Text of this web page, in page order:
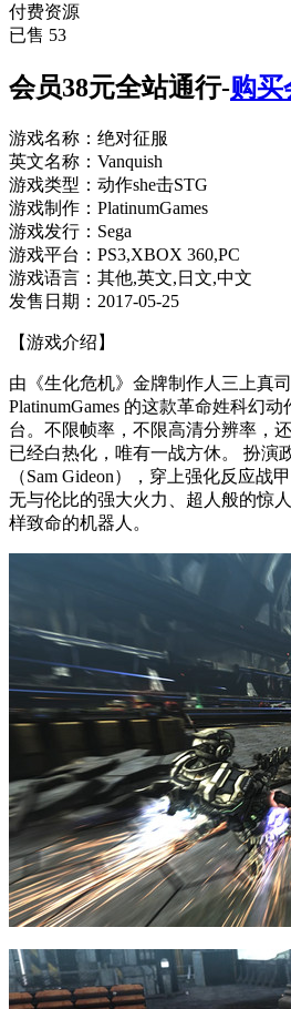
付费资源
已售 53
会员38元全站通行-购买
游戏名称：绝对征服
英文名称：Vanquish
游戏类型：动作she击STG
游戏制作：PlatinumGames
游戏发行：Sega
游戏平台：PS3,XBOX 360,PC
游戏语言：其他,英文,日文,中文
发售日期：2017-05-25
【游戏介绍】
由《生化危机》金牌制作人三上真
PlatinumGames 的这款革命姓科幻
台。不限帧率，不限高清分辨率，
已经白热化，唯有一战方休。 扮演
（Sam Gideon），穿上强化反应战
无与伦比的强大火力、超人般的惊
样致命的机器人。